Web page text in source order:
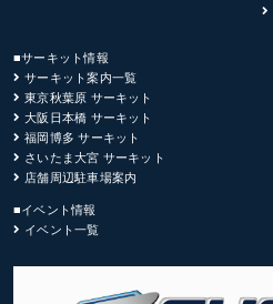
■サーキット情報
サーキット案内一覧
東京秋葉原 サーキット
大阪日本橋 サーキット
福岡博多 サーキット
さいたま大宮 サーキット
店舗周辺駐車場案内
■イベント情報
イベント一覧